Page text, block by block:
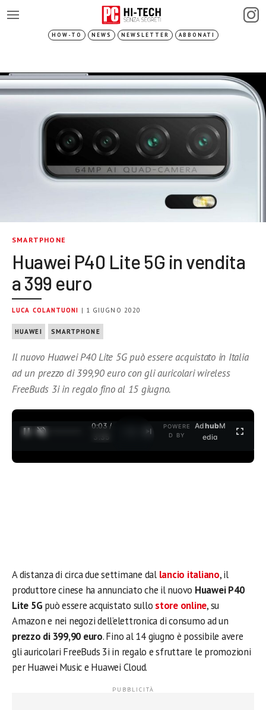
HOW-TO NEWS NEWSLETTER ABBONATI
SMARTPHONE
Huawei P40 Lite 5G in vendita
a 399 euro
LUCA COLANTUONI | 1 GIUGNO 2020
HUAWEI SMARTPHONE
Il nuovo Huawei P40 Lite 5G può essere acquistato in Italia
ad un prezzo di 399,90 euro con gli auricolari wireless
FreeBuds 3i in regalo fino al 15 giugno.
0:04 /
3:35
POWERE
D BY
AdhubM
edia
A distanza di circa due settimane dal lancio italiano, il
produttore cinese ha annunciato che il nuovo Huawei P40
Lite 5G può essere acquistato sullo store online, su
Amazon e nei negozi dell’elettronica di consumo ad un
prezzo di 399,90 euro. Fino al 14 giugno è possibile avere
gli auricolari FreeBuds 3i in regalo e sfruttare le promozioni
per Huawei Music e Huawei Cloud.